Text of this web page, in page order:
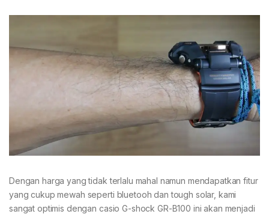
Dengan harga yang tidak terlalu mahal namun mendapatkan fitur
yang cukup mewah seperti bluetooh dan tough solar, kami
sangat optimis dengan casio G-shock GR-B100 ini akan menjadi